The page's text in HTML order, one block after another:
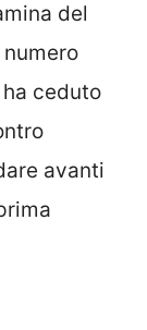
del
ha ceduto
avanti